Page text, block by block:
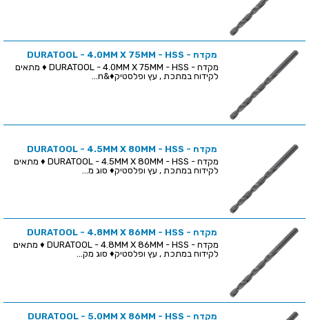
מקדח - DURATOOL - 4.0MM X 75MM - HSS
מקדח - DURATOOL - 4.0MM X 75MM - HSS ♦ מתאים
לקידוח במתכת , עץ ופלסטיק♦&n...
מקדח - DURATOOL - 4.5MM X 80MM - HSS
מקדח - DURATOOL - 4.5MM X 80MM - HSS ♦ מתאים
לקידוח במתכת , עץ ופלסטיק♦ סוג מ...
מקדח - DURATOOL - 4.8MM X 86MM - HSS
מקדח - DURATOOL - 4.8MM X 86MM - HSS ♦ מתאים
לקידוח במתכת , עץ ופלסטיק♦ סוג מק...
מקדח - DURATOOL - 5.0MM X 86MM - HSS